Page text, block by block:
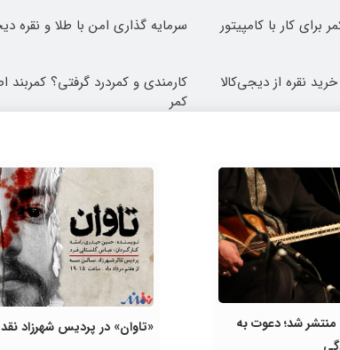
برای کار با کامپیتور سرمایه گذاری امن با طلا و نقره
نقره از دیجی‌کالا
کارمندی و کمردرد گرفتی؟ کمربند
کمر
منتشر شد؛ دعوت به
«تاوان» در پردیس شهرزاد